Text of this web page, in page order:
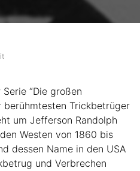
“Die großen
berühmtesten Trickbetrüger
um Jefferson Randolph
Westen von 1860 bis
dessen Name in den USA
und Verbrechen